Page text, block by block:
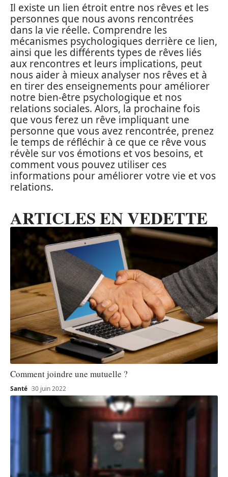
Il existe un lien étroit entre nos rêves et les
personnes que nous avons rencontrées
dans la vie réelle. Comprendre les
mécanismes psychologiques derrière ce lien,
ainsi que les différents types de rêves liés
aux rencontres et leurs implications, peut
nous aider à mieux analyser nos rêves et à
en tirer des enseignements pour améliorer
notre bien-être psychologique et nos
relations sociales. Alors, la prochaine fois
que vous ferez un rêve impliquant une
personne que vous avez rencontrée, prenez
le temps de réfléchir à ce que ce rêve vous
révèle sur vos émotions et vos besoins, et
comment vous pouvez utiliser ces
informations pour améliorer votre vie et vos
relations.
ARTICLES EN VEDETTE
Comment joindre une mutuelle ?
Santé 30 juin 2022